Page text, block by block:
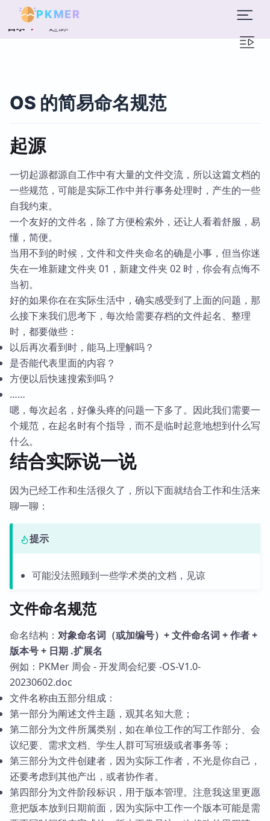
PKMER
目录 起源
OS 的简易命名规范
起源
一切起源都源自工作中有大量的文件交流，所以这篇文档的
一些规范，可能是实际工作中并行事务处理时，产生的一些
自我约束。
一个友好的文件名，除了方便检索外，还让人看着舒服，易
懂，简便。
当用不到的时候，文件和文件夹命名的确是小事，但当你迷
失在一堆新建文件夹 01，新建文件夹 02 时，你会有点悔不
当初。
好的如果你在在实际生活中，确实感受到了上面的问题，那
么接下来我们思考下，每次给需要存档的文件起名、整理
时，都要做些：
以后再次看到时，能马上理解吗？
是否能代表里面的内容？
方便以后快速搜索到吗？
……
嗯，每次起名，好像头疼的问题一下多了。因此我们需要一
个规范，在起名时有个指导，而不是临时起意地想到什么写
什么。
结合实际说一说
因为已经工作和生活很久了，所以下面就结合工作和生活来
聊一聊：
提示
可能没法照顾到一些学术类的文档，见谅
文件命名规范
命名结构： 对象命名词（或加编号）+ 文件命名词 + 作者 +
版本号 + 日期 .扩展名
例如：PKMer 周会 - 开发周会纪要 -OS-V1.0-
20230602.doc
文件名称由五部分组成：
第一部分为阐述文件主题，观其名知大意；
第二部分为文件所属类别，如在单位工作的写工作部分、会
议纪要、需求文档、学生人群可写班级或者事务等；
第三部分为文件创建者，因为实际工作者，不光是你自己，
还要考虑到其他产出，或者协作者。
第四部分为文件阶段标识，用于版本管理。注意我这里更愿
意把版本放到日期前面，因为实际中工作一个版本可能是需